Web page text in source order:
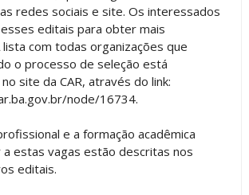
redes sociais e site. Os interessados
editais para obter mais
lista com todas organizações que
o processo de seleção está
site da CAR, através do link:
node/16734.
e a formação acadêmica
estas vagas estão descritas nos
editais.